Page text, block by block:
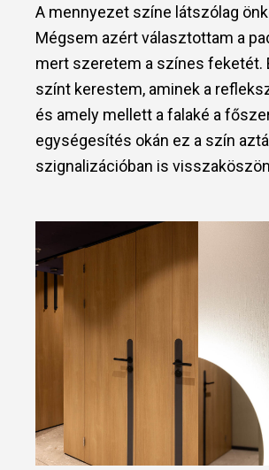
A mennyezet színe látszólag
Mégsem azért választottam a
mert szeretem a színes feketét.
színt kerestem, aminek a
és amely mellett a falaké a
egységesítés okán ez a szín
szignalizációban is